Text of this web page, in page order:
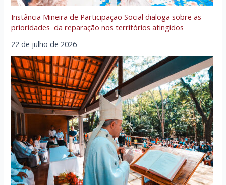
Instância Mineira de Participação Social dialoga sobre as
prioridades da reparação nos territórios atingidos
22 de julho de 2026